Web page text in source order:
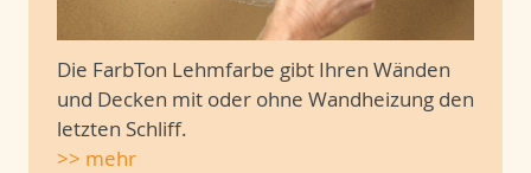
Die FarbTon Lehmfarbe gibt Ihren Wänden
und Decken mit oder ohne Wandheizung den
letzten Schliff.
>> mehr